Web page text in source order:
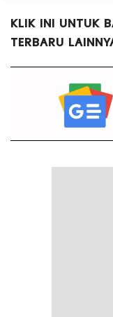
KLIK INI UNTUK
TERBARU